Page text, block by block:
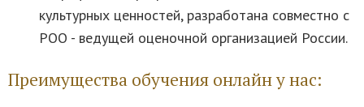
культурных ценностей, разработана совместно с
РОО - ведущей оценочной организацией России.
Преимущества обучения онлайн у нас: